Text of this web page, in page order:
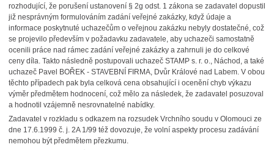
rozhodující, že porušení ustanovení § 2g odst. 1 zákona se zadavatel dopustil
již nesprávným formulováním zadání veřejné zakázky, když údaje a
informace poskytnuté uchazečům o veřejnou zakázku nebyly dostatečné, což
se projevilo především v požadavku zadavatele, aby uchazeči samostatně
ocenili práce nad rámec zadání veřejné zakázky a zahrnuli je do celkové
ceny díla. Takto následně postupovali uchazeč STAMP s. r. o., Náchod, a také
uchazeč Pavel BOŘEK - STAVEBNÍ FIRMA, Dvůr Králové nad Labem. V obou
těchto případech pak byla celková cena obsahující i ocenění chyb výkazu
výměr předmětem hodnocení, což mělo za následek, že zadavatel posuzoval
a hodnotil vzájemně nesrovnatelné nabídky.
Zadavatel v rozkladu s odkazem na rozsudek Vrchního soudu v Olomouci ze
dne 17.6.1999 č. j. 2A 1/99 též dovozuje, že volní aspekty procesu zadávání
nemohou být předmětem přezkumu.